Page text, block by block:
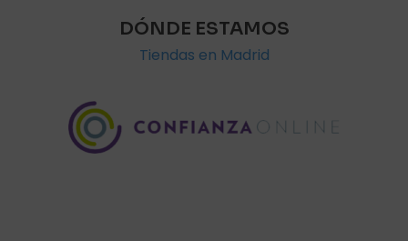
DÓNDE ESTAMOS
Tiendas en Madrid